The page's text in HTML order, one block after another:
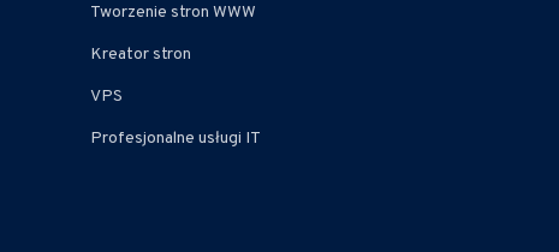
Tworzenie stron WWW
Kreator stron
VPS
Profesjonalne usługi IT